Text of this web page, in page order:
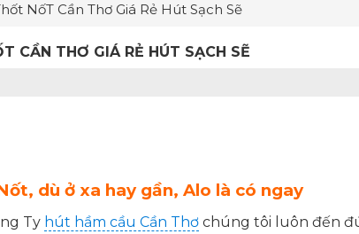
NốT Cần Thơ Giá Rẻ Hút Sạch Sẽ
CẦN THƠ GIÁ RẺ HÚT SẠCH SẼ
dù ở xa hay gần, Alo là có ngay
Ty hút hầm cầu Cần Thơ chúng tôi luôn đến